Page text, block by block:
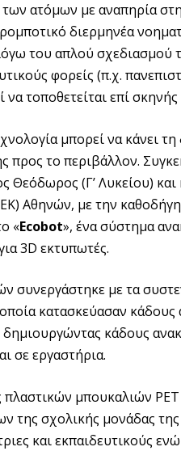
ατόμων με αναπηρία
διερμηνέα
του απλού σχεδιασμού
φορείς (π.χ.
τοποθετείται επί
μπορεί να κάνει
προς το περιβάλλον.
Θεόδωρος (Γ’ Λυκείου)
Αθηνών, με την
«Ecobot», ένα σύστημα
3D εκτυπωτές.
συνεργάστηκε με τα
κατασκεύασαν
δημιουργώντας κάδους
σε εργαστήρια.
μπουκαλιών
της σχολικής μονάδας
και εκπαιδευτικούς